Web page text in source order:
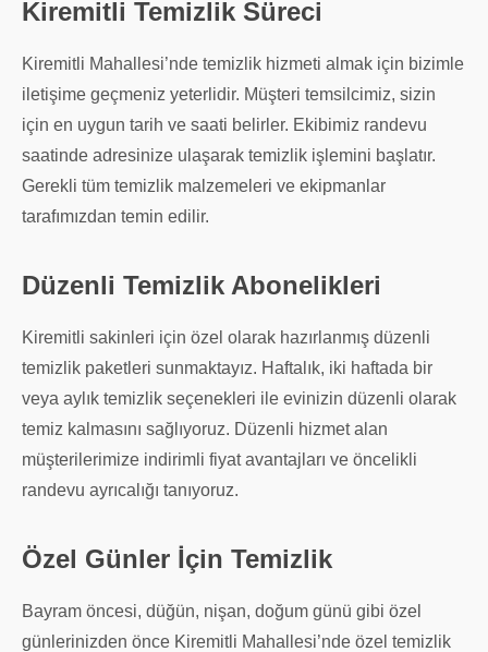
Kiremitli Temizlik Süreci
Kiremitli Mahallesi’nde temizlik hizmeti almak için bizimle
iletişime geçmeniz yeterlidir. Müşteri temsilcimiz, sizin
için en uygun tarih ve saati belirler. Ekibimiz randevu
saatinde adresinize ulaşarak temizlik işlemini başlatır.
Gerekli tüm temizlik malzemeleri ve ekipmanlar
tarafımızdan temin edilir.
Düzenli Temizlik Abonelikleri
Kiremitli sakinleri için özel olarak hazırlanmış düzenli
temizlik paketleri sunmaktayız. Haftalık, iki haftada bir
veya aylık temizlik seçenekleri ile evinizin düzenli olarak
temiz kalmasını sağlıyoruz. Düzenli hizmet alan
müşterilerimize indirimli fiyat avantajları ve öncelikli
randevu ayrıcalığı tanıyoruz.
Özel Günler İçin Temizlik
Bayram öncesi, düğün, nişan, doğum günü gibi özel
günlerinizden önce Kiremitli Mahallesi’nde özel temizlik